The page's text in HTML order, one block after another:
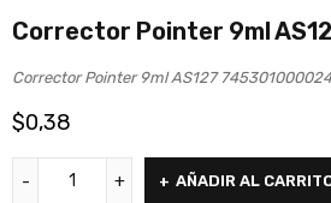
Corrector Pointer 9ml
Corrector Pointer 9ml AS127
$0,38
AÑADIR AL